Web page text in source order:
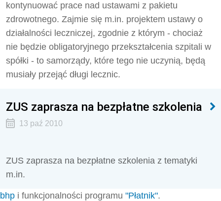
kontynuować prace nad ustawami z pakietu
zdrowotnego. Zajmie się m.in. projektem ustawy o
działalności leczniczej, zgodnie z którym - chociaż
nie będzie obligatoryjnego przekształcenia szpitali w
spółki - to samorządy, które tego nie uczynią, będą
musiały przejąć długi lecznic.
ZUS zaprasza na bezpłatne szkolenia
13 paź 2010
ZUS zaprasza na bezpłatne szkolenia z tematyki
m.in.
bhp i funkcjonalności programu "Płatnik".